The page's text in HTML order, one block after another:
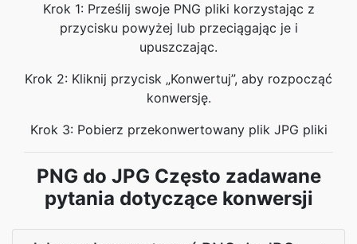
Krok 1: Prześlij swoje PNG pliki korzystając z
przycisku powyżej lub przeciągając je i
upuszczając.
Krok 2: Kliknij przycisk „Konwertuj”, aby rozpocząć
konwersję.
Krok 3: Pobierz przekonwertowany plik JPG pliki
PNG do JPG Często zadawane
pytania dotyczące konwersji